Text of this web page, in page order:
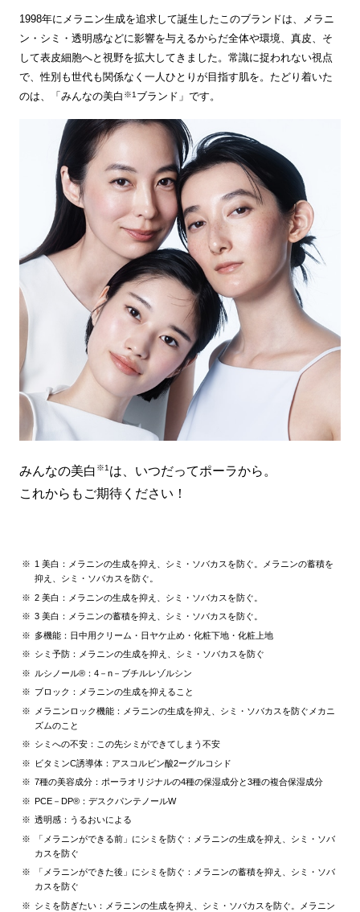
1998年にメラニン生成を追求して誕生したこのブランドは、メラニ
ン・シミ・透明感などに影響を与えるからだ全体や環境、真皮、そ
して表皮細胞へと視野を拡大してきました。常識に捉われない視点
で、性別も世代も関係なく一人ひとりが目指す肌を。たどり着いた
のは、「みんなの美白 ※1 ブランド」です。
みんなの美白 ※1 は、いつだってポーラから。
これからもご期待ください！
1 美白：メラニンの生成を抑え、シミ・ソバカスを防ぐ。メラニンの蓄積を
抑え、シミ・ソバカスを防ぐ。
2 美白：メラニンの生成を抑え、シミ・ソバカスを防ぐ。
3 美白：メラニンの蓄積を抑え、シミ・ソバカスを防ぐ。
多機能：日中用クリーム・日ヤケ止め・化粧下地・化粧上地
シミ予防：メラニンの生成を抑え、シミ・ソバカスを防ぐ
ルシノール®：4－n－ブチルレゾルシン
ブロック：メラニンの生成を抑えること
メラニンロック機能：メラニンの生成を抑え、シミ・ソバカスを防ぐメカニ
ズムのこと
シミへの不安：この先シミができてしまう不安
ビタミンC誘導体：アスコルビン酸2ーグルコシド
7種の美容成分：ポーラオリジナルの4種の保湿成分と3種の複合保湿成分
PCE－DP®：デスクパンテノールW
透明感：うるおいによる
「メラニンができる前」にシミを防ぐ：メラニンの生成を抑え、シミ・ソバ
カスを防ぐ
「メラニンができた後」にシミを防ぐ：メラニンの蓄積を抑え、シミ・ソバ
カスを防ぐ
シミを防ぎたい：メラニンの生成を抑え、シミ・ソバカスを防ぐ。メラニン